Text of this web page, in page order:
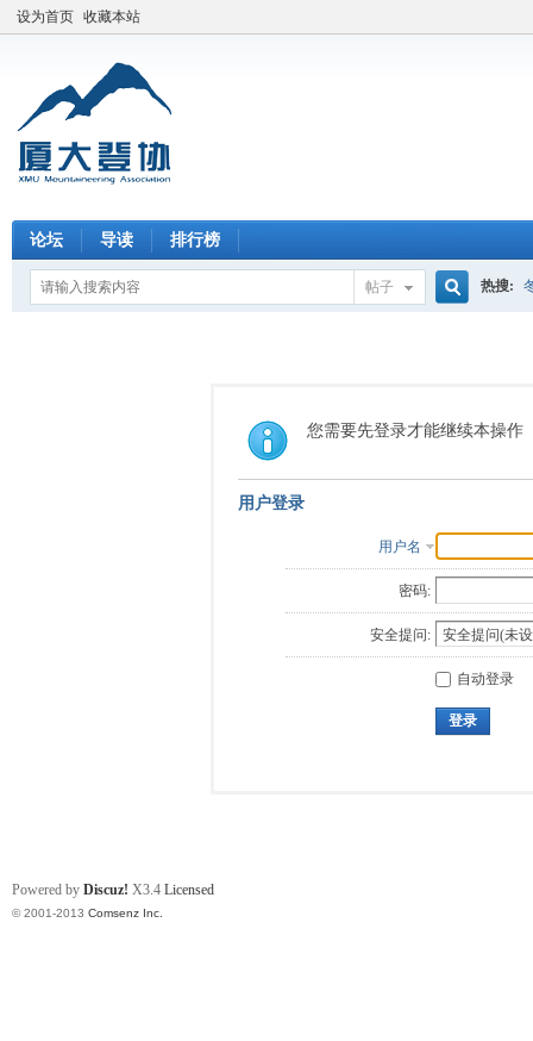
设为首页 收藏本站
论坛 导读 排行榜
帖子
索
热搜:
您需要先登录才能继续本操作
用户登录
用户名
密码:
安全提问:
自动登录
登录
Powered by Discuz! X3.4 Licensed
© 2001-2013 Comsenz Inc.